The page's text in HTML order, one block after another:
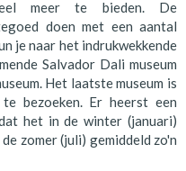
meer te bieden. De
doen met een aantal
je naar het indrukwekkende
Salvador Dali museum
Het laatste museum is
bezoeken. Er heerst een
het in de winter (januari)
zomer (juli) gemiddeld zo'n